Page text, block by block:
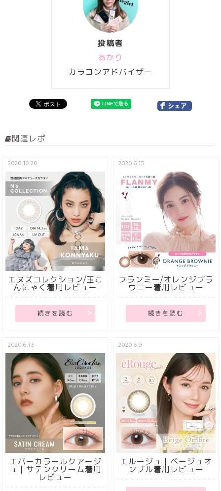
投稿者
あかり
カラコンアドバイザー
関連レポ
2020.10.20
エヌズコレクション/玉こ
んにゃく着用レビュー
続きを読む
2020.6.15
フランミー/オレンジブラ
ウニー着用レビュー
続きを読む
2020.6.13
エバーカラールクアージ
ュ｜サテンクリーム着用
レビュー
2020.6.9
エルージュ｜ベージュオ
ンブル着用レビュー